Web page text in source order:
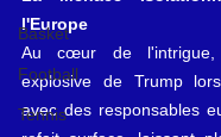
Basket
Football
Tennis
l'Europe
Au cœur de l'intrigue,
explosive de Trump
avec des responsables